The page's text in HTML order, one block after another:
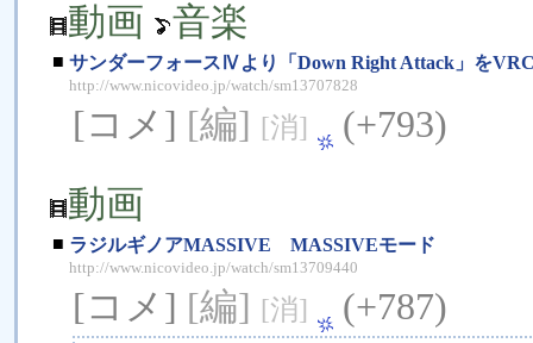
動画
音楽
■ サンダーフォースⅣより「Down Right Attack」を
http://www.nicovideo.jp/watch/sm13707828
[コメ] [編] [消]
(+793)
動画
■ ラジルギノアMASSIVE MASSIVEモード
http://www.nicovideo.jp/watch/sm13709440
[コメ] [編] [消]
(+787)